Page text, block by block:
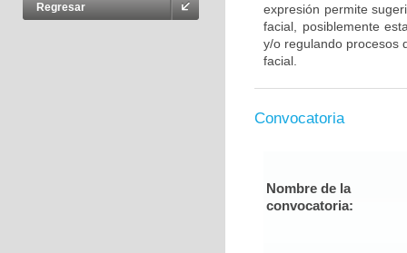
Regresar
expresión permite
facial, posiblemente
y/o regulando procesos
facial.
Convocatoria
Nombre de la
convocatoria: